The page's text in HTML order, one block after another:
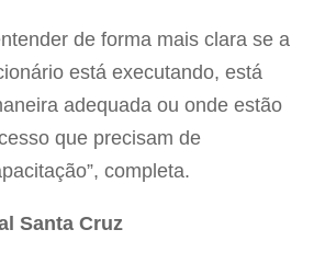
de forma mais clara se a
está executando, está
adequada ou onde estão
que precisam de
completa.
Santa Cruz